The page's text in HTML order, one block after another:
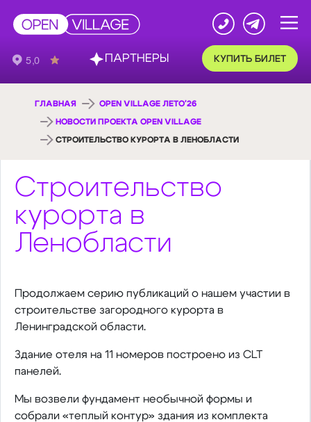
КУПИТЬ БИЛЕТ
ГЛАВНАЯ OPEN VILLAGE ЛЕТО'26
НОВОСТИ ПРОЕКТА OPEN VILLAGE
СТРОИТЕЛЬСТВО КУРОРТА В ЛЕНОБЛАСТИ
Строительство
курорта в
Ленобласти
Продолжаем серию публикаций о нашем участии в
строительстве загородного курорта в
Ленинградской области.
Здание отеля на 11 номеров построено из CLT
панелей.
Мы возвели фундамент необычной формы и
собрали «теплый контур» здания из комплекта